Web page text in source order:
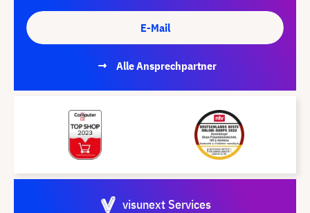
E-Mail
Alle Ansprechpartner
visunext Services